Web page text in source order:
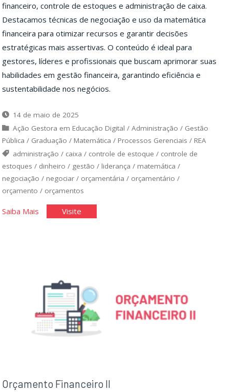
financeiro, controle de estoques e administração de caixa.
Destacamos técnicas de negociação e uso da matemática
financeira para otimizar recursos e garantir decisões
estratégicas mais assertivas. O conteúdo é ideal para
gestores, líderes e profissionais que buscam aprimorar suas
habilidades em gestão financeira, garantindo eficiência e
sustentabilidade nos negócios.
14 de maio de 2025
Ação Gestora em Educação Digital /Administração / Gestão
Pública / Graduação / Matemática / Processos Gerenciais / REA
administração / caixa / controle de estoque / controle de
estoques / dinheiro / gestão / liderança / matemática /
negociação / negociar/ orçamentária / orçamentário /
orçamento / orçamentos
Saiba Mais"GestãoVisite"Gestão
Orçamento Financeiro II